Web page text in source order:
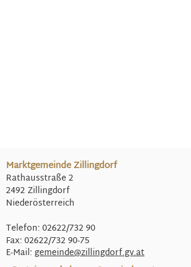
Marktgemeinde Zillingdorf
Rathausstraße 2
2492 Zillingdorf
Niederösterreich
Telefon: 02622/732 90
Fax: 02622/732 90-75
E-Mail: gemeinde@zillingdorf.gv.at